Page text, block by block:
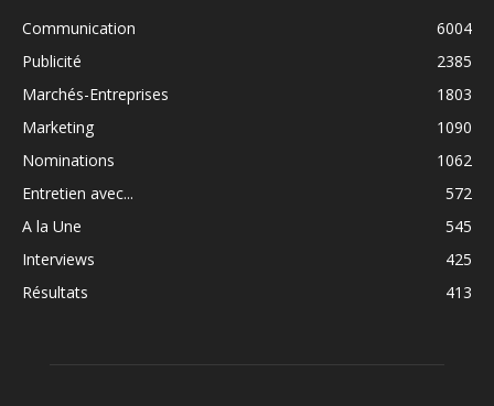
Communication
6004
Publicité
2385
Marchés-Entreprises
1803
Marketing
1090
Nominations
1062
Entretien avec...
572
A la Une
545
Interviews
425
Résultats
413